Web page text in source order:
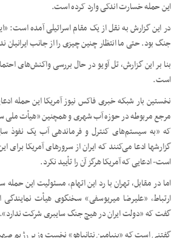
این حمله خسارت اندکی وارد کرده است.
در این گزارش به نقل از یک مقام اسرائیلی آمده است:
جنگ بود. حتی ما انتظار چنین چیزی را از جانب ایرانیان
بنا بر این گزارش، تل آویو در حال بررسی واکنش‌های
است.
نخستین بار شبکه خبری فاکس نیوز آمریکا این حمله
مرجع مربوطه در حوزه آب شهری و همچنین «هیأت ملی
که «به سیستم‌های کنترل و فرماندهی آب یک نفوذ
گزارشها ادعا می‌کنند که ایران از سرورهای آمریکا برای
است- ادعایی که آمریکا هرگز آن را تأیید نکرد.
اما در مقابل، تهران با رد این اتهام، مسئولیت این
ارتباط، «علیرضا میریوسفی» سخنگوی هیأت
گفت که «دولت ایران در هیچ جنگ سایبری شرکت ندارد».